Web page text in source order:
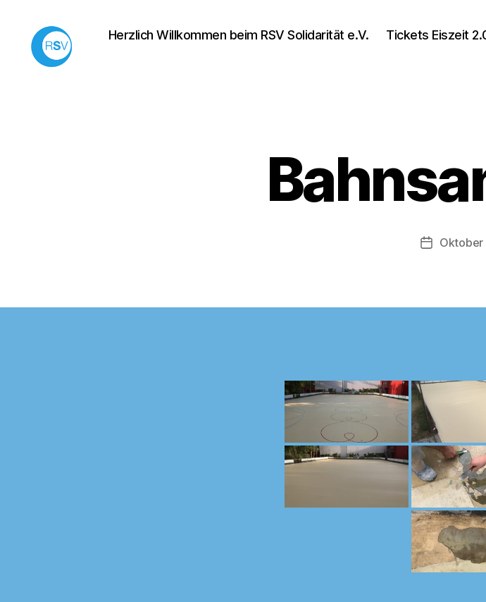
Herzlich Willkommen beim RSV Solidarität e.V. Tickets Eiszeit
Oktober